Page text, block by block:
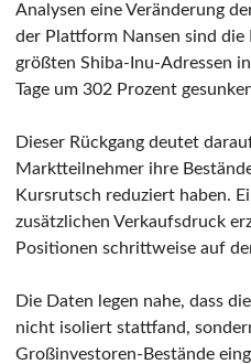
Analysen eine Veränderung
der Plattform Nansen sind
größten Shiba-Inu-Adressen
Tage um 302 Prozent
Dieser Rückgang deutet
Marktteilnehmer ihre
Kursrutsch reduziert haben.
zusätzlichen Verkaufsdruck
Positionen schrittweise auf
Die Daten legen nahe, dass
nicht isoliert stattfand,
Großinvestoren-Bestände